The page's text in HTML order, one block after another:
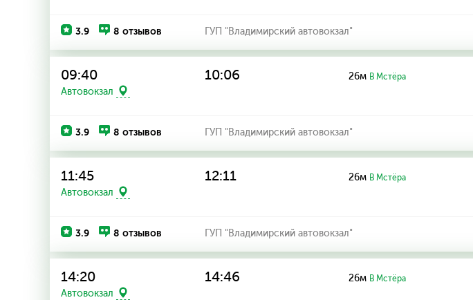
3.9 8 отзывов ГУП "Владимирский автовокзал"
09:40
Автовокзал
10:06 26м В Мстёра
3.9 8 отзывов ГУП "Владимирский автовокзал"
11:45
Автовокзал
12:11 26м В Мстёра
3.9 8 отзывов ГУП "Владимирский автовокзал"
14:20
Автовокзал
14:46 26м В Мстёра